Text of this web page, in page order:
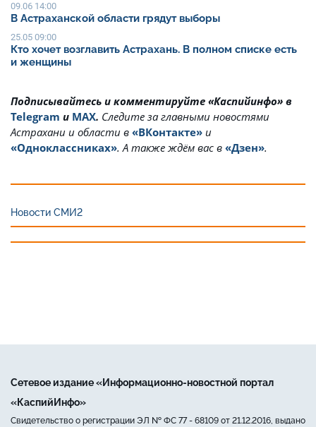
09.06 14:00
В Астраханской области грядут выборы
25.05 09:00
Кто хочет возглавить Астрахань. В полном списке есть
и женщины
Подписывайтесь и комментируйте «Каспийинфо» в
Telegram и MAX. Cледите за главными новостями
Астрахани и области в «ВКонтакте» и
«Одноклассниках». А также ждём вас в «Дзен».
Новости СМИ2
Сетевое издание «Информационно-новостной портал
«КаспийИнфо»
Свидетельство о регистрации ЭЛ № ФС 77 - 68109 от 21.12.2016, выдано